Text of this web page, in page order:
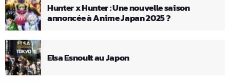
Hunter x Hunter : Une nouvelle saison
annoncée à Anime Japan 2025 ?
Elsa Esnoult au Japon